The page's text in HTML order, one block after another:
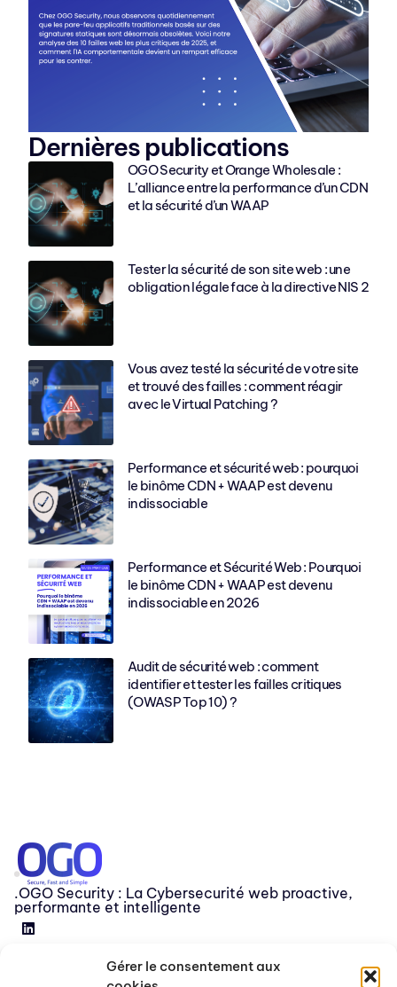
Gérer le consentement aux
Dernières publications
OGO Security et Orange Wholesale :
L’alliance entre la performance d’un CDN
et la sécurité d’un WAAP
Tester la sécurité de son site web : une
obligation légale face à la directive NIS 2
Vous avez testé la sécurité de votre site
et trouvé des failles : comment réagir
avec le Virtual Patching ?
Performance et sécurité web : pourquoi
le binôme CDN + WAAP est devenu
indissociable
Performance et Sécurité Web : Pourquoi
le binôme CDN + WAAP est devenu
indissociable en 2026
Audit de sécurité web : comment
identifier et tester les failles critiques
(OWASP Top 10) ?
.OGO Security : La Cybersecurité web proactive,
performante et intelligente